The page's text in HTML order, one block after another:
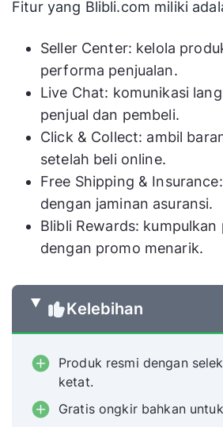
Fitur yang Blibli.com miliki
Seller Center: kelola
performa penjualan.
Live Chat: komunikasi
penjual dan pembeli.
Click & Collect: ambil
setelah beli online.
Free Shipping &
dengan jaminan asuransi.
Blibli Rewards:
dengan promo menarik.
Kelebihan
Produk resmi dengan
ketat.
Gratis ongkir bahkan